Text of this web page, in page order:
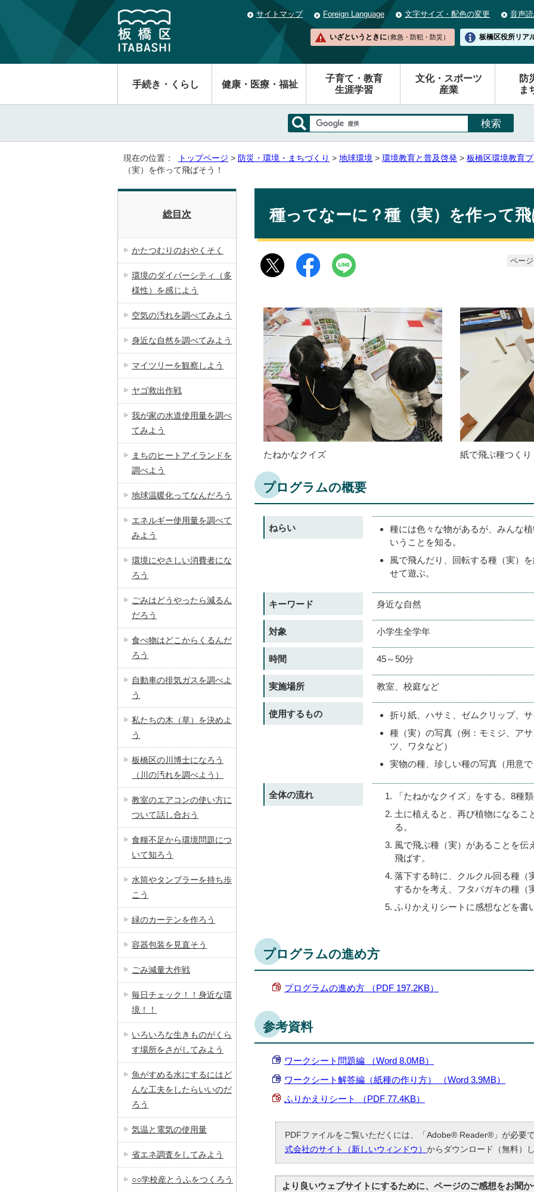
サイトマップ Foreign Language 文字サイズ・配色の変更 音声
いざというときに（救急・防犯・防災） 板橋区役所リア
手続き・くらし 健康・医療・福祉
子育て・教育
生涯学習
文化・スポーツ
産業
防
ま
現在の位置： トップページ > 防災・環境・まちづくり > 地球環境 > 環境教育と普及啓発 > 板橋区環境教育
（実）を作って飛ばそう！
種ってなーに？種（実）を作って飛
ペー
たねかなクイズ 紙で飛ぶ種つくり
プログラムの概要
ねらい
種には色々な物があるが、みんな
いうことを知る。
風で飛んだり、回転する種（実）
せて遊ぶ。
キーワード 身近な自然
対象 小学生全学年
時間 45～50分
実施場所 教室、校庭など
使用するもの
折り紙、ハサミ、ゼムクリップ、
種（実）の写真（例：モミジ、ア
ツ、ワタなど）
実物の種、珍しい種の写真（用意で
全体の流れ
「たねかなクイズ」をする。8種
土に植えると、再び植物になるこ
る。
風で飛ぶ種（実）があることを伝
飛ばす。
落下する時に、クルクル回る種（
するかを考え、フタバガキの種（
ふりかえりシートに感想などを書
プログラムの進め方
プログラムの進め方 （PDF 197.2KB）
参考資料
ワークシート問題編 （Word 8.0MB）
ワークシート解答編（紙種の作り方） （Word 3.9MB）
ふりかえりシート （PDF 77.4KB）
PDFファイルをご覧いただくには、「Adobe® Reader®」が必要
式会社のサイト（新しいウィンドウ） からダウンロード（無料）
より良いウェブサイトにするために、ページのご感想をお聞か
総目次
かたつむりのおやくそく
環境のダイバーシティ（多
様性）を感じよう
空気の汚れを調べてみよう
身近な自然を調べてみよう
マイツリーを観察しよう
ヤゴ救出作戦
我が家の水道使用量を調べ
てみよう
まちのヒートアイランドを
調べよう
地球温暖化ってなんだろう
エネルギー使用量を調べて
みよう
環境にやさしい消費者にな
ろう
ごみはどうやったら減るん
だろう
食べ物はどこからくるんだ
ろう
自動車の排気ガスを調べよ
う
私たちの木（草）を決めよ
う
板橋区の川博士になろう
（川の汚れを調べよう）
教室のエアコンの使い方に
ついて話し合おう
食糧不足から環境問題につ
いて知ろう
水筒やタンブラーを持ち歩
こう
緑のカーテンを作ろう
容器包装を見直そう
ごみ減量大作戦
毎日チェック！！身近な環
境！！
いろいろな生きものがくら
す場所をさがしてみよう
魚がすめる水にするにはど
んな工夫をしたらいいのだ
ろう
気温と電気の使用量
省エネ調査をしてみよう
○○学校産とうふをつくろう